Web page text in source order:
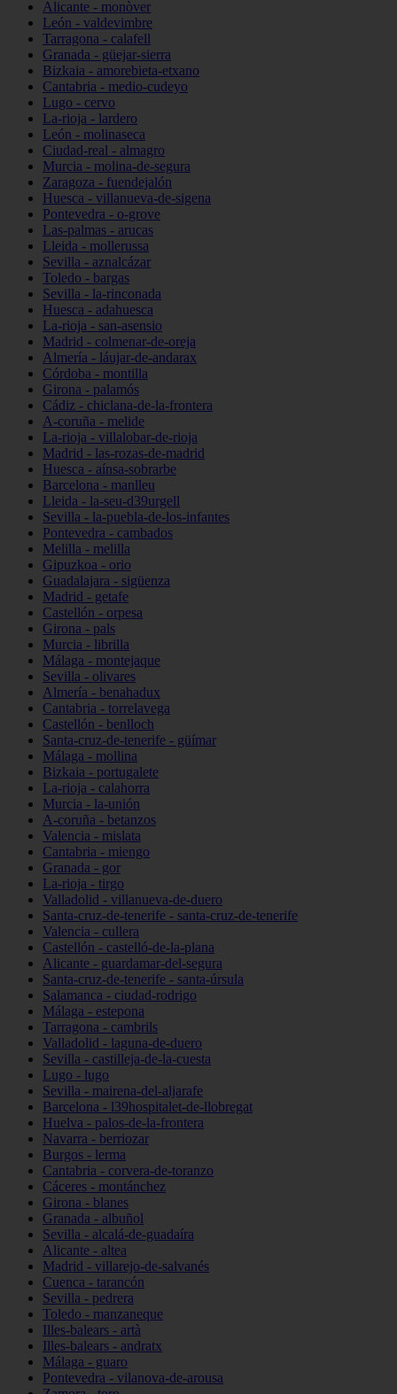
Alicante - monòver
León - valdevimbre
Tarragona - calafell
Granada - güejar-sierra
Bizkaia - amorebieta-etxano
Cantabria - medio-cudeyo
Lugo - cervo
La-rioja - lardero
León - molinaseca
Ciudad-real - almagro
Murcia - molina-de-segura
Zaragoza - fuendejalón
Huesca - villanueva-de-sigena
Pontevedra - o-grove
Las-palmas - arucas
Lleida - mollerussa
Sevilla - aznalcázar
Toledo - bargas
Sevilla - la-rinconada
Huesca - adahuesca
La-rioja - san-asensio
Madrid - colmenar-de-oreja
Almería - láujar-de-andarax
Córdoba - montilla
Girona - palamós
Cádiz - chiclana-de-la-frontera
A-coruña - melide
La-rioja - villalobar-de-rioja
Madrid - las-rozas-de-madrid
Huesca - aínsa-sobrarbe
Barcelona - manlleu
Lleida - la-seu-d39urgell
Sevilla - la-puebla-de-los-infantes
Pontevedra - cambados
Melilla - melilla
Gipuzkoa - orio
Guadalajara - sigüenza
Madrid - getafe
Castellón - orpesa
Girona - pals
Murcia - librilla
Málaga - montejaque
Sevilla - olivares
Almería - benahadux
Cantabria - torrelavega
Castellón - benlloch
Santa-cruz-de-tenerife - güímar
Málaga - mollina
Bizkaia - portugalete
La-rioja - calahorra
Murcia - la-unión
A-coruña - betanzos
Valencia - mislata
Cantabria - miengo
Granada - gor
La-rioja - tirgo
Valladolid - villanueva-de-duero
Santa-cruz-de-tenerife - santa-cruz-de-tenerife
Valencia - cullera
Castellón - castelló-de-la-plana
Alicante - guardamar-del-segura
Santa-cruz-de-tenerife - santa-úrsula
Salamanca - ciudad-rodrigo
Málaga - estepona
Tarragona - cambrils
Valladolid - laguna-de-duero
Sevilla - castilleja-de-la-cuesta
Lugo - lugo
Sevilla - mairena-del-aljarafe
Barcelona - l39hospitalet-de-llobregat
Huelva - palos-de-la-frontera
Navarra - berriozar
Burgos - lerma
Cantabria - corvera-de-toranzo
Cáceres - montánchez
Girona - blanes
Granada - albuñol
Sevilla - alcalá-de-guadaíra
Alicante - altea
Madrid - villarejo-de-salvanés
Cuenca - tarancón
Sevilla - pedrera
Toledo - manzaneque
Illes-balears - artà
Illes-balears - andratx
Málaga - guaro
Pontevedra - vilanova-de-arousa